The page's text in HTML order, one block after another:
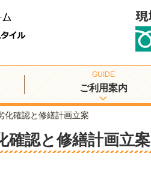
ご利用案内
化確認と修繕計画立案
確認と修繕計画立案